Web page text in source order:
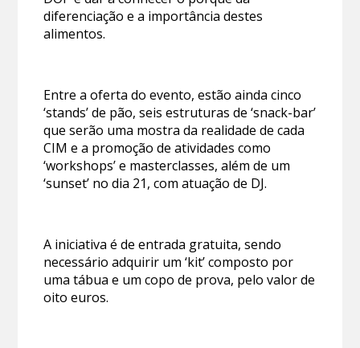
diferenciação e a importância destes
alimentos.
Entre a oferta do evento, estão ainda cinco
‘stands’ de pão, seis estruturas de ‘snack-bar’
que serão uma mostra da realidade de cada
CIM e a promoção de atividades como
‘workshops’ e masterclasses, além de um
‘sunset’ no dia 21, com atuação de DJ.
A iniciativa é de entrada gratuita, sendo
necessário adquirir um ‘kit’ composto por
uma tábua e um copo de prova, pelo valor de
oito euros.